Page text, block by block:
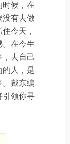
时候，在
没有去做
今天，
。在今生
，去自己
的人，是
。戴东编
引领你寻